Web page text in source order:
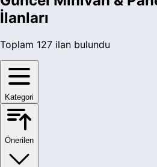
İlanları
Toplam 127 ilan bulundu
Kategori
Önerilen